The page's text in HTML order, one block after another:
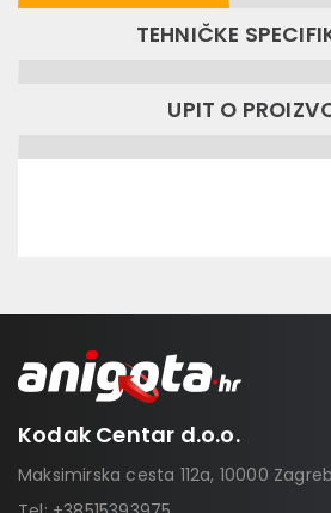
TEHNIČKE
UPIT O
Kodak Centar d.o.o.
Maksimirska cesta 112a, 10000 Zagreb